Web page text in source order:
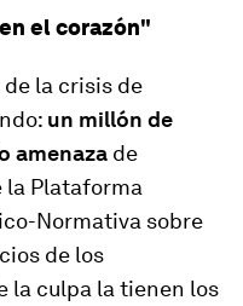
el corazón"
la crisis de
un millón de
amenaza de
la Plataforma
Normativa sobre
de los
la culpa la tienen los